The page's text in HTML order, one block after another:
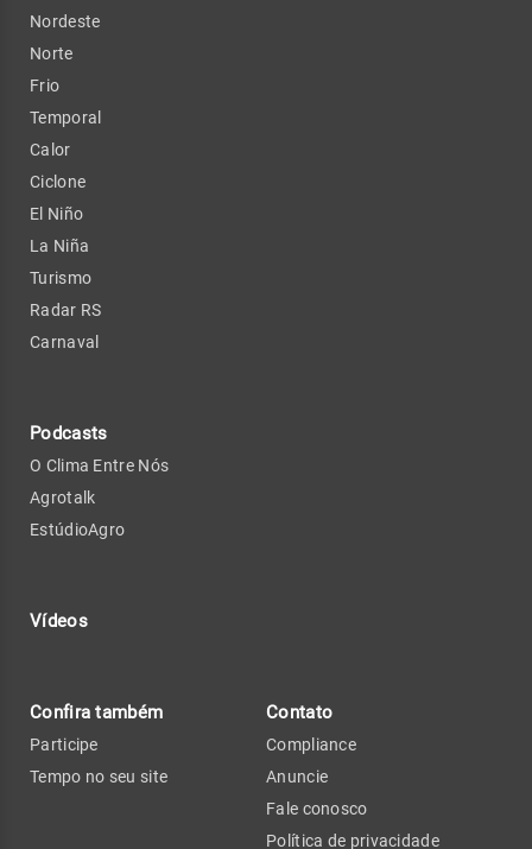
Nordeste
Norte
Frio
Temporal
Calor
Ciclone
El Niño
La Niña
Turismo
Radar RS
Carnaval
Podcasts
O Clima Entre Nós
Agrotalk
EstúdioAgro
Vídeos
Confira também
Participe
Tempo no seu site
Contato
Compliance
Anuncie
Fale conosco
Política de privacidade